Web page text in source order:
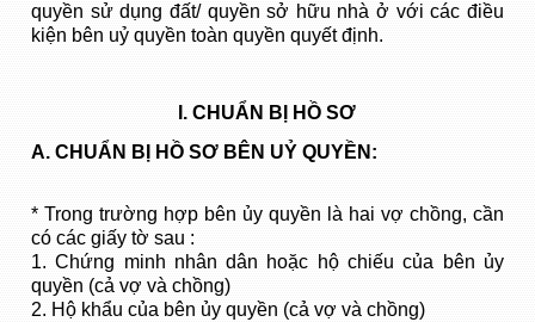
quyền sử dụng đất/ quyền sở hữu nhà ở với các điều
kiện bên uỷ quyền toàn quyền quyết định.
I. CHUẨN BỊ HỒ SƠ
A. CHUẨN BỊ HỒ SƠ BÊN UỶ QUYỀN:
* Trong trường hợp bên ủy quyền là hai vợ chồng, cần
có các giấy tờ sau :
1. Chứng minh nhân dân hoặc hộ chiếu của bên ủy
quyền (cả vợ và chồng)
2. Hộ khẩu của bên ủy quyền (cả vợ và chồng)